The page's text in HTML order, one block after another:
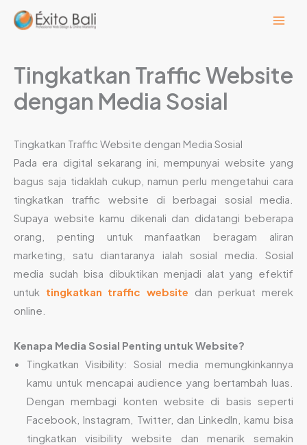
Lewati
Tingkatkan Traffic Website
dengan Media Sosial
Tingkatkan Traffic Website dengan Media Sosial
Pada era digital sekarang ini, mempunyai website yang
bagus saja tidaklah cukup, namun perlu mengetahui cara
tingkatkan traffic website di berbagai sosial media.
Supaya website kamu dikenali dan didatangi beberapa
orang, penting untuk manfaatkan beragam aliran
marketing, satu diantaranya ialah sosial media. Sosial
media sudah bisa dibuktikan menjadi alat yang efektif
untuk tingkatkan traffic website dan perkuat merek
online.
Kenapa Media Sosial Penting untuk Website?
Tingkatkan Visibility: Sosial media memungkinkannya
kamu untuk mencapai audience yang bertambah luas.
Dengan membagi konten website di basis seperti
Facebook, Instagram, Twitter, dan LinkedIn, kamu bisa
tingkatkan visibility website dan menarik semakin